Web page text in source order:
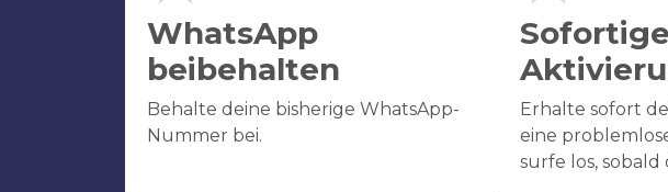
WhatsApp
beibehalten
Behalte deine bisherige WhatsApp-
Nummer bei.
Sofortige
Erhalte sofort
eine
surfe los,